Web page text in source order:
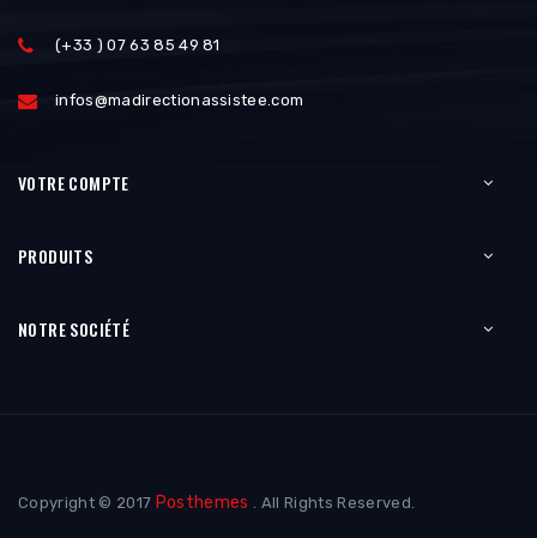
(+33 ) 07 63 85 49 81
infos@madirectionassistee.com
VOTRE COMPTE
PRODUITS
NOTRE SOCIÉTÉ
Copyright © 2017 Posthemes . All Rights Reserved.